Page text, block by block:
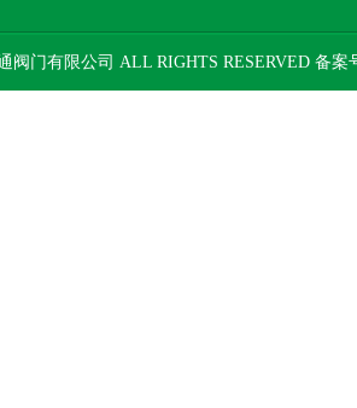
阀门有限公司 ALL RIGHTS RESERVED 备案